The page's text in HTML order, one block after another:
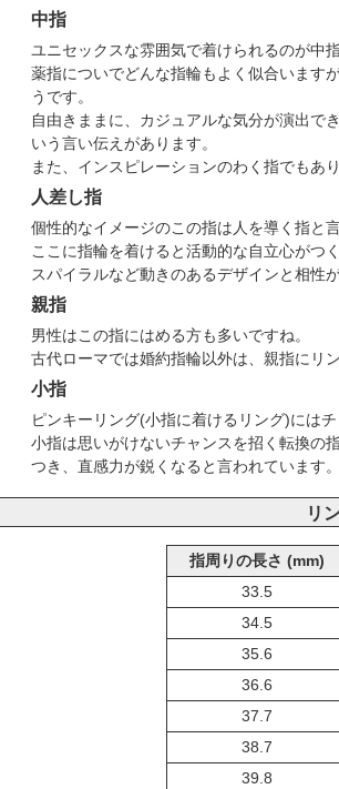
中指
ユニセックスな雰囲気で着けられるのが中指
薬指についでどんな指輪もよく似合います
うです。
自由きままに、カジュアルな気分が演出で
いう言い伝えがあります。
また、インスピレーションのわく指でもあ
人差し指
個性的なイメージのこの指は人を導く指と
ここに指輪を着けると活動的な自立心がつ
スパイラルなど動きのあるデザインと相性
親指
男性はこの指にはめる方も多いですね。
古代ローマでは婚約指輪以外は、親指にリ
小指
ピンキーリング(小指に着けるリング)には
小指は思いがけないチャンスを招く転換の
つき、直感力が鋭くなると言われています。
リ
指周りの長さ (mm)
33.5
34.5
35.6
36.6
37.7
38.7
39.8